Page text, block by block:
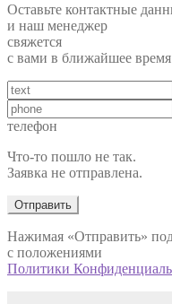
Оставьте контактные
и наш менеджер
свяжется
с вами в ближайшее время
телефон
Что-то пошло не так.
Заявка не отправлена.
Отправить
Нажимая «Отправить»
с положениями
Политики